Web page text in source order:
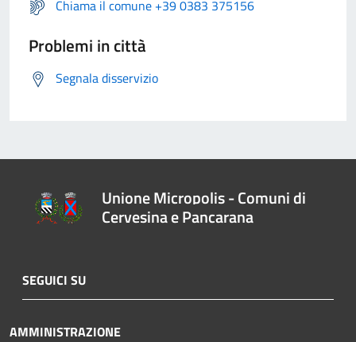
Chiama il comune +39 0383 375156
Problemi in città
Segnala disservizio
Unione Micropolis - Comuni di
Cervesina e Pancarana
SEGUICI SU
AMMINISTRAZIONE